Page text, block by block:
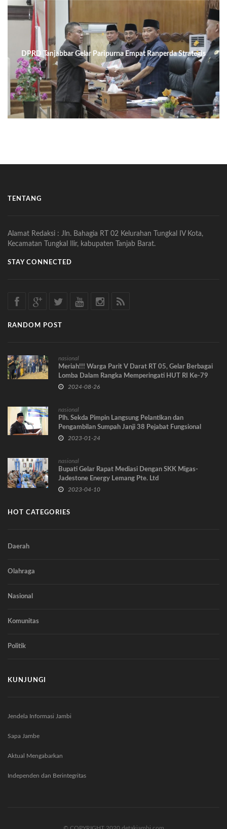
DPRD Tanjabbar Gelar Paripurna Empat Ranperda Strategis
TENTANG
Alamat Redaksi : Jln. Bahagia RT 02 Kelurahan Tungkal IV Kota,
Kecamatan Tungkal Ilir, kabupaten Tanjab Barat.
STAY CONNECTED
RANDOM POST
nasional
Meriah!!! Warga Parit V Darat RT 05, Gelar Berbagai
Lomba Dalam Rangka Memperingati HUT RI Ke-79
Tahun2024-08-26
nasional
Plh. Sekda Pimpin Langsung Pelantikan dan
Pengambilan Sumpah Janji 38 Pejabat Fungsional
Dilingkup Pemkab Tanjab Barat
2023-01-24
nasional
Bupati Gelar Rapat Mediasi Dengan SKK Migas-
Jadestone Energy Lemang Pte. Ltd
2023-04-10
HOT CATEGORIES
Daerah
Olahraga
Nasional
Komunitas
Politik
KUNJUNGI
Jendela Informasi Jambi
Sapa Jambe
Aktual Mengabarkan
Independen dan Berintegritas